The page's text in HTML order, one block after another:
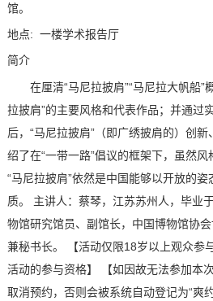
馆。
地点: 一楼学术报告厅
简介
在厘清“马尼拉披肩”“马尼拉大帆船”
拉披肩”的主要风格和代表作品；并通过
后，“马尼拉披肩”（即广绣披肩的）创
绍了在“一带一路”倡议的框架下，虽然
“马尼拉披肩”依然是中国能够以开放的
质。 主讲人：蔡琴，江苏苏州人，毕业
物馆研究馆员、副馆长，中国博物馆协
兼秘书长。 【活动仅限18岁以上观众参
活动的参与资格】 【如因故无法参加本
取消预约，否则会被系统自动登记为“爽